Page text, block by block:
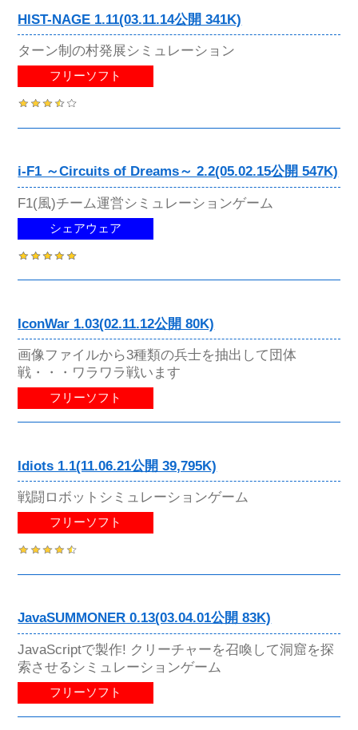
HIST-NAGE 1.11(03.11.14公開 341K)
ターン制の村発展シミュレーション
フリーソフト
i-F1 ～Circuits of Dreams～ 2.2(05.02.15公開 547K)
F1(風)チーム運営シミュレーションゲーム
シェアウェア
IconWar 1.03(02.11.12公開 80K)
画像ファイルから3種類の兵士を抽出して団体
戦・・・ワラワラ戦います
フリーソフト
Idiots 1.1(11.06.21公開 39,795K)
戦闘ロボットシミュレーションゲーム
フリーソフト
JavaSUMMONER 0.13(03.04.01公開 83K)
JavaScriptで製作! クリーチャーを召喚して洞窟を探
索させるシミュレーションゲーム
フリーソフト